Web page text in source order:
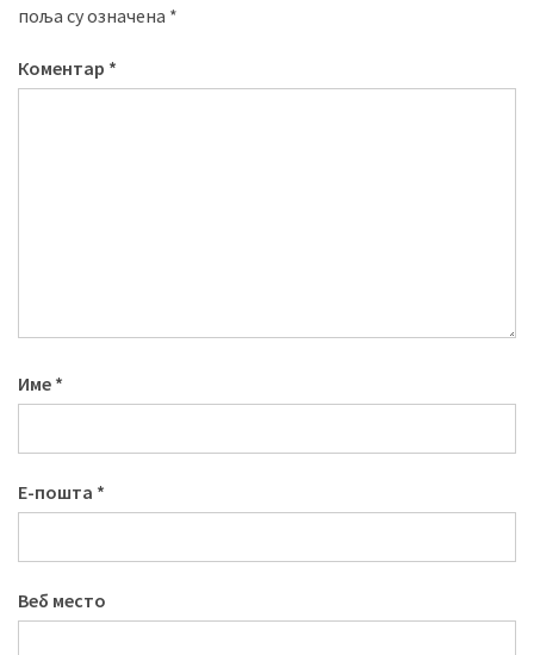
поља су означена *
Коментар *
Име *
Е-пошта *
Веб место